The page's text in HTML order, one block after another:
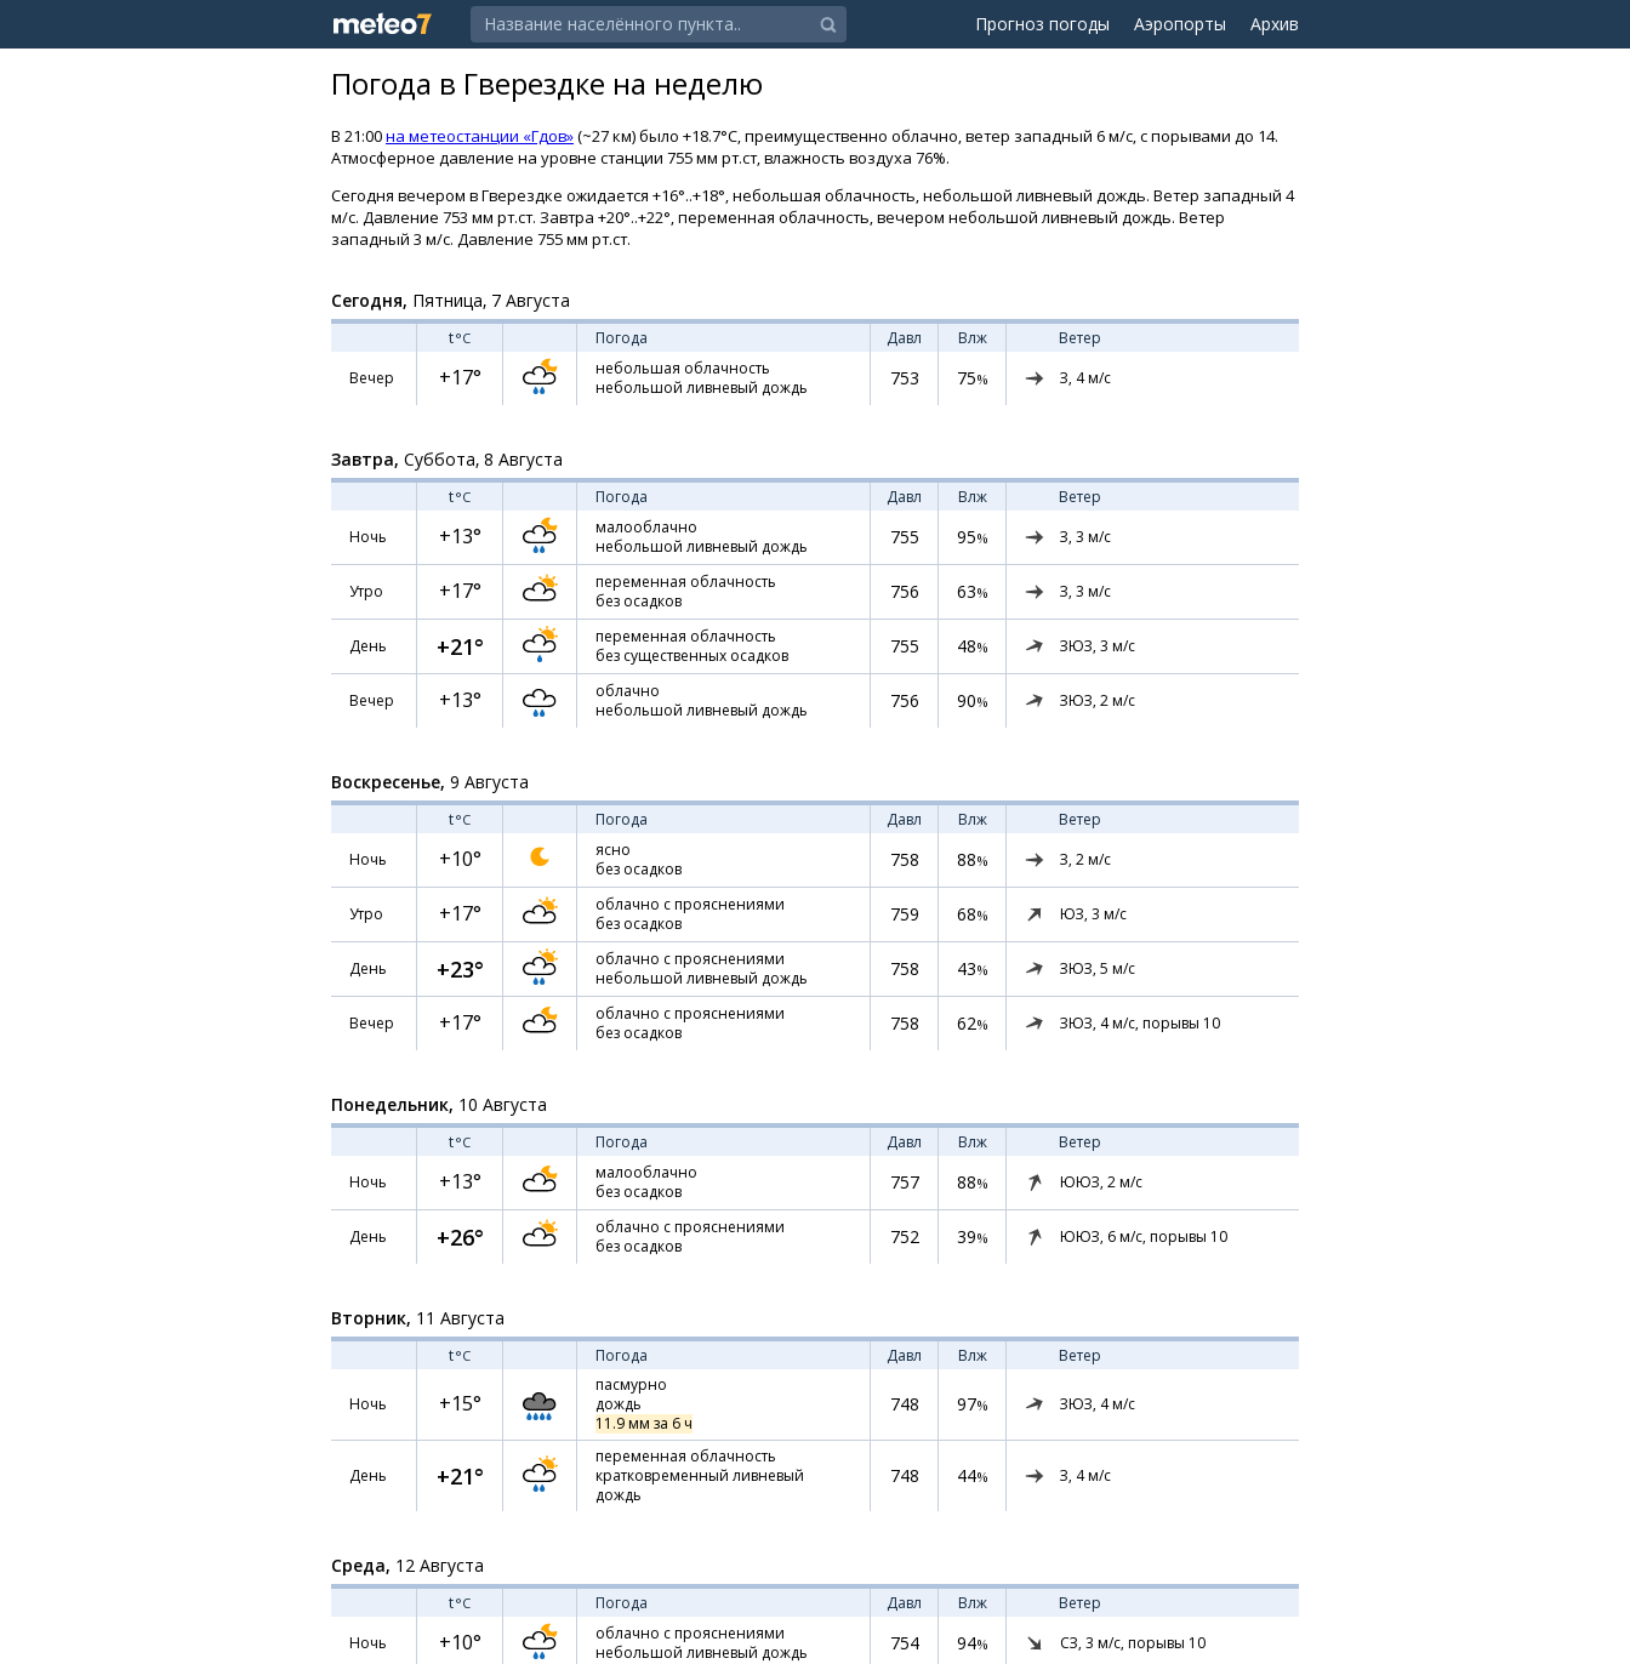
Прогноз погоды Аэропорты Архив
Погода в Гверездке на неделю
В 21:00на метеостанции «Гдов»(~27 км) было +18.7°C, преимущественно облачно, ветер западный 6 м/с, с порывами до 14.
Атмосферное давление на уровне станции 755 мм рт.ст, влажность воздуха 76%.
Сегодня вечером в Гверездке ожидается +16°..+18°, небольшая облачность, небольшой ливневый дождь. Ветер западный 4
м/с. Давление 753 мм рт.ст. Завтра +20°..+22°, переменная облачность, вечером небольшой ливневый дождь. Ветер
западный 3 м/с. Давление 755 мм рт.ст.
Сегодня, Пятница, 7 Августа
t°C Погода Давл Влж
Ветер
Вечер
+17°
небольшая облачность
небольшой ливневый дождь
753 75% З, 4м/с
Завтра, Суббота, 8 Августа
t°C Погода Давл Влж
Ветер
Ночь
+13°
малооблачно
небольшой ливневый дождь
755 95% З, 3 м/с
Утро +17°
переменная облачность
без осадков
756 63% З, 3 м/с
День +21°
переменная облачность
без существенных осадков
755 48% ЗЮЗ, 3 м/с
Вечер +13°
облачно
небольшой ливневый дождь
756 90% ЗЮЗ, 2м/с
Воскресенье, 9 Августа
t°C Погода Давл Влж
Ветер
Ночь
+10°
ясно
без осадков
758 88% З, 2м/с
Утро +17°
облачно с прояснениями
без осадков
759 68% ЮЗ, 3 м/с
День +23°
облачно с прояснениями
небольшой ливневый дождь
758 43% ЗЮЗ, 5 м/с
Вечер +17°
облачно с прояснениями
без осадков
758 62% ЗЮЗ, 4м/с, порывы 10
Понедельник, 10 Августа
t°C Погода Давл Влж
Ветер
Ночь
+13°
малооблачно
без осадков
757 88% ЮЮЗ, 2м/с
День +26°
облачно с прояснениями
без осадков
752 39% ЮЮЗ, 6м/с, порывы 10
Вторник, 11 Августа
t°C Погода Давл Влж Ветер
Ночь +15°
пасмурно
дождь
11.9 мм за 6 ч
748 97% ЗЮЗ, 4м/с
День +21°
переменная облачность
кратковременный ливневый
дождь
748 44% З, 4м/с
Среда, 12 Августа
t°C Погода Давл Влж
Ветер
Ночь
+10°
облачно с прояснениями
небольшой ливневый дождь
754 94% СЗ, 3 м/с, порывы 10